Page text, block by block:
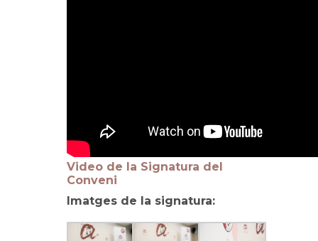
Video de la Signatura del
Conveni
Imatges de la signatura: